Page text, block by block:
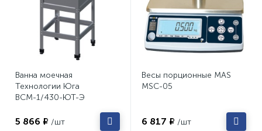
Ванна моечная
Технологии Юга
ВСМ-1/430-ЮТ-Э
5 866 ₽ /шт
Весы порционные MAS
MSC-05
6 817 ₽ /шт